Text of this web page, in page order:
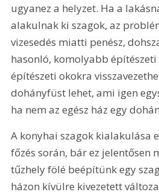
ugyanez a helyzet. Ha a
alakulnak ki szagok, az
vizesedés miatti penész,
hasonló, komolyabb
építészeti okokra
dohányfüst lehet, ami igen
ha nem az egész ház egy
A konyhai szagok kialakulása
főzés során, bár ez jelentősen
tűzhely fölé beépítünk egy
házon kívülre kivezetett